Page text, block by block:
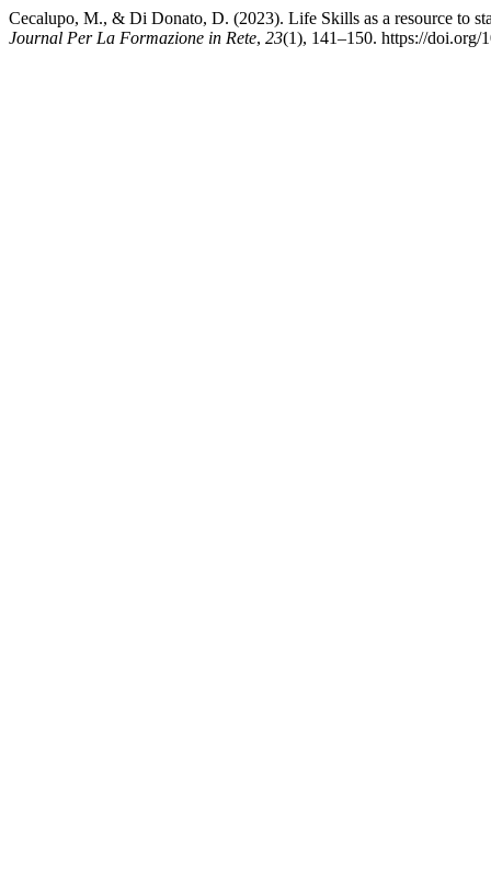
Cecalupo, M., & Di Donato, D. (2023). Life Skills as a resource to
Journal Per La Formazione in Rete, 23(1), 141–150. https://doi.org/